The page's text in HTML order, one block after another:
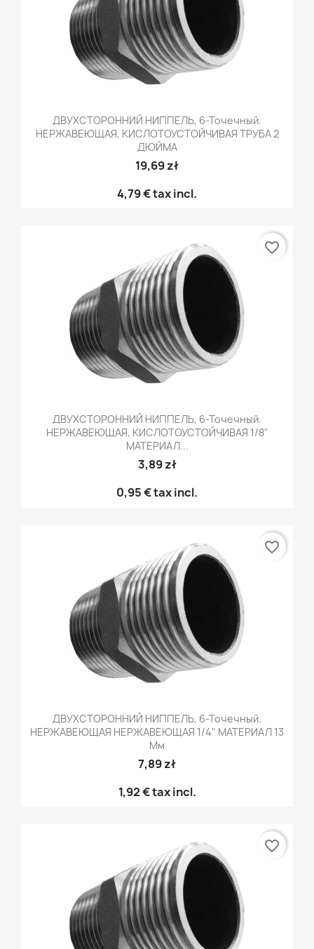
ДВУХСТОРОННИЙ НИППЕЛЬ, 6-Точечный.
НЕРЖАВЕЮЩАЯ, КИСЛОТОУСТОЙЧИВАЯ ТРУБА 2
ДЮЙМА
19,69 zł
4,79 €tax incl.
ДВУХСТОРОННИЙ НИППЕЛЬ, 6-Точечный.
НЕРЖАВЕЮЩАЯ, КИСЛОТОУСТОЙЧИВАЯ 1/8"
МАТЕРИАЛ...
3,89 zł
0,95 €tax incl.
favorite_border
ДВУХСТОРОННИЙ НИППЕЛЬ, 6-Точечный.
НЕРЖАВЕЮЩАЯ НЕРЖАВЕЮЩАЯ 1/4" МАТЕРИАЛ 13
Мм
7,89 zł
1,92 €tax incl.
favorite_border
favorite_border